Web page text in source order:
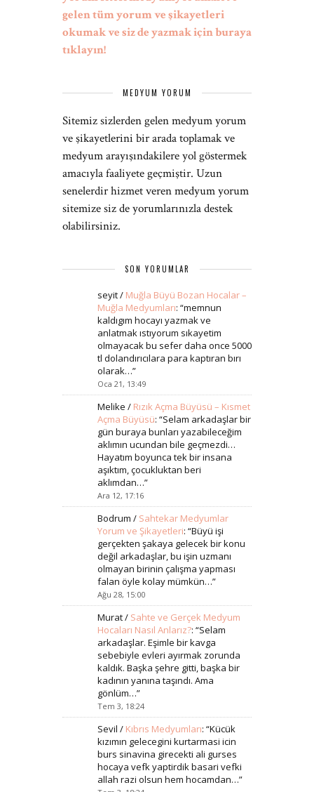
gelen tüm yorum ve şikayetleri
okumak ve siz de yazmak için buraya
tıklayın!
MEDYUM YORUM
Sitemiz sizlerden gelen medyum yorum
ve şikayetlerini bir arada toplamak ve
medyum arayışındakilere yol göstermek
amacıyla faaliyete geçmiştir. Uzun
senelerdir hizmet veren medyum yorum
sitemize siz de yorumlarınızla destek
olabilirsiniz.
SON YORUMLAR
seyit/ Muğla Büyü Bozan Hocalar –
Muğla Medyumları: “memnun
kaldıgım hocayı yazmak ve
anlatmak ıstıyorum sıkayetim
olmayacak bu sefer daha once 5000
tl dolandırıcılara para kaptıran bırı
olarak…”
Oca 21, 13:49
Melike / Rızık Açma Büyüsü – Kısmet
Açma Büyüsü: “Selam arkadaşlar bir
gün buraya bunları yazabileceğim
aklımın ucundan bile geçmezdi…
Hayatım boyunca tek bir insana
aşıktım, çocukluktan beri
aklımdan…”
Ara 12, 17:16
Bodrum / Sahtekar Medyumlar
Yorum ve Şikayetleri: “Büyü işi
gerçekten şakaya gelecek bir konu
değil arkadaşlar, bu işin uzmanı
olmayan birinin çalışma yapması
falan öyle kolay mümkün…”
Ağu 28, 15:00
Murat/ Sahte ve Gerçek Medyum
Hocaları Nasıl Anlarız?: “Selam
arkadaşlar. Eşimle bir kavga
sebebiyle evleri ayırmak zorunda
kaldık. Başka şehre gitti, başka bir
kadının yanına taşındı. Ama
gönlüm…”
Tem 3, 18:24
Sevil / Kıbrıs Medyumları: “Kücük
kızımın gelecegini kurtarmasi icin
burs sinavina girecekti ali gurses
hocaya vefk yaptirdik basari vefki
allah razi olsun hem hocamdan…”